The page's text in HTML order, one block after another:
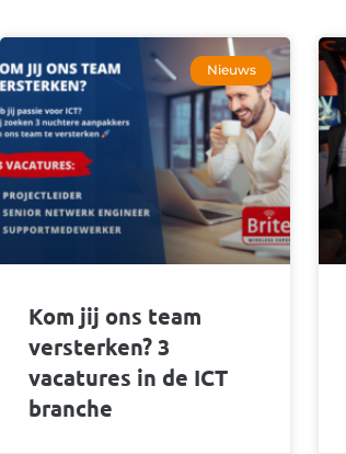
Nieuws
Kom jij ons team
versterken? 3
vacatures in de ICT
branche